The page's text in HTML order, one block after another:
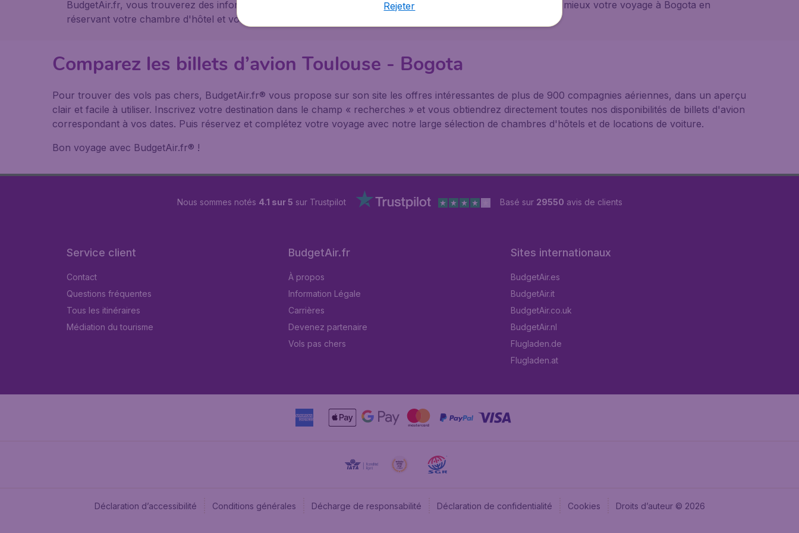
BudgetAir.fr, vous trouverez des informations pratiques concernant Bogota sur sa page dédiée. Organisez au mieux votre voyage à Bogota en
réservant votre chambre d'hôtel et votre location de voiture à l'avance, également sur BudgetAir.fr.
Comparez les billets d’avion Toulouse - Bogota
Pour trouver des vols pas chers, BudgetAir.fr® vous propose sur son site les offres intéressantes de plus de 900 compagnies aériennes, dans un aperçu
clair et facile à utiliser. Inscrivez votre destination dans le champ « recherches » et vous obtiendrez directement toutes nos disponibilités de billets d'avion
correspondant à vos dates. Puis réservez et complétez votre voyage avec notre large sélection de chambres d'hôtels et de locations de voiture.
Bon voyage avec BudgetAir.fr® !
Nous sommes notés 4.1 sur 5 sur Trustpilot Basé sur 29550 avis de clients
Service client
Contact
Questions fréquentes
Tous les itinéraires
Médiation du tourisme
BudgetAir.fr
À propos
Information Légale
Carrières
Devenez partenaire
Vols pas chers
Sites internationaux
BudgetAir.es
BudgetAir.it
BudgetAir.co.uk
BudgetAir.nl
Flugladen.de
Flugladen.at
Déclaration d’accessibilité Conditions générales Décharge de responsabilité Déclaration de confidentialité Cookies Droits d’auteur © 2026
Rejeter